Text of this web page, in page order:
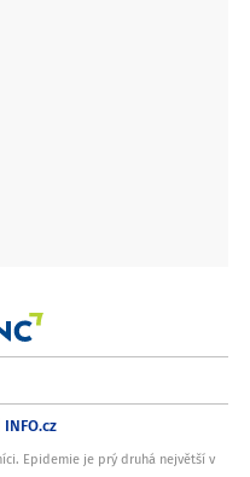
INFO.cz
Epidemie je prý druhá největší v